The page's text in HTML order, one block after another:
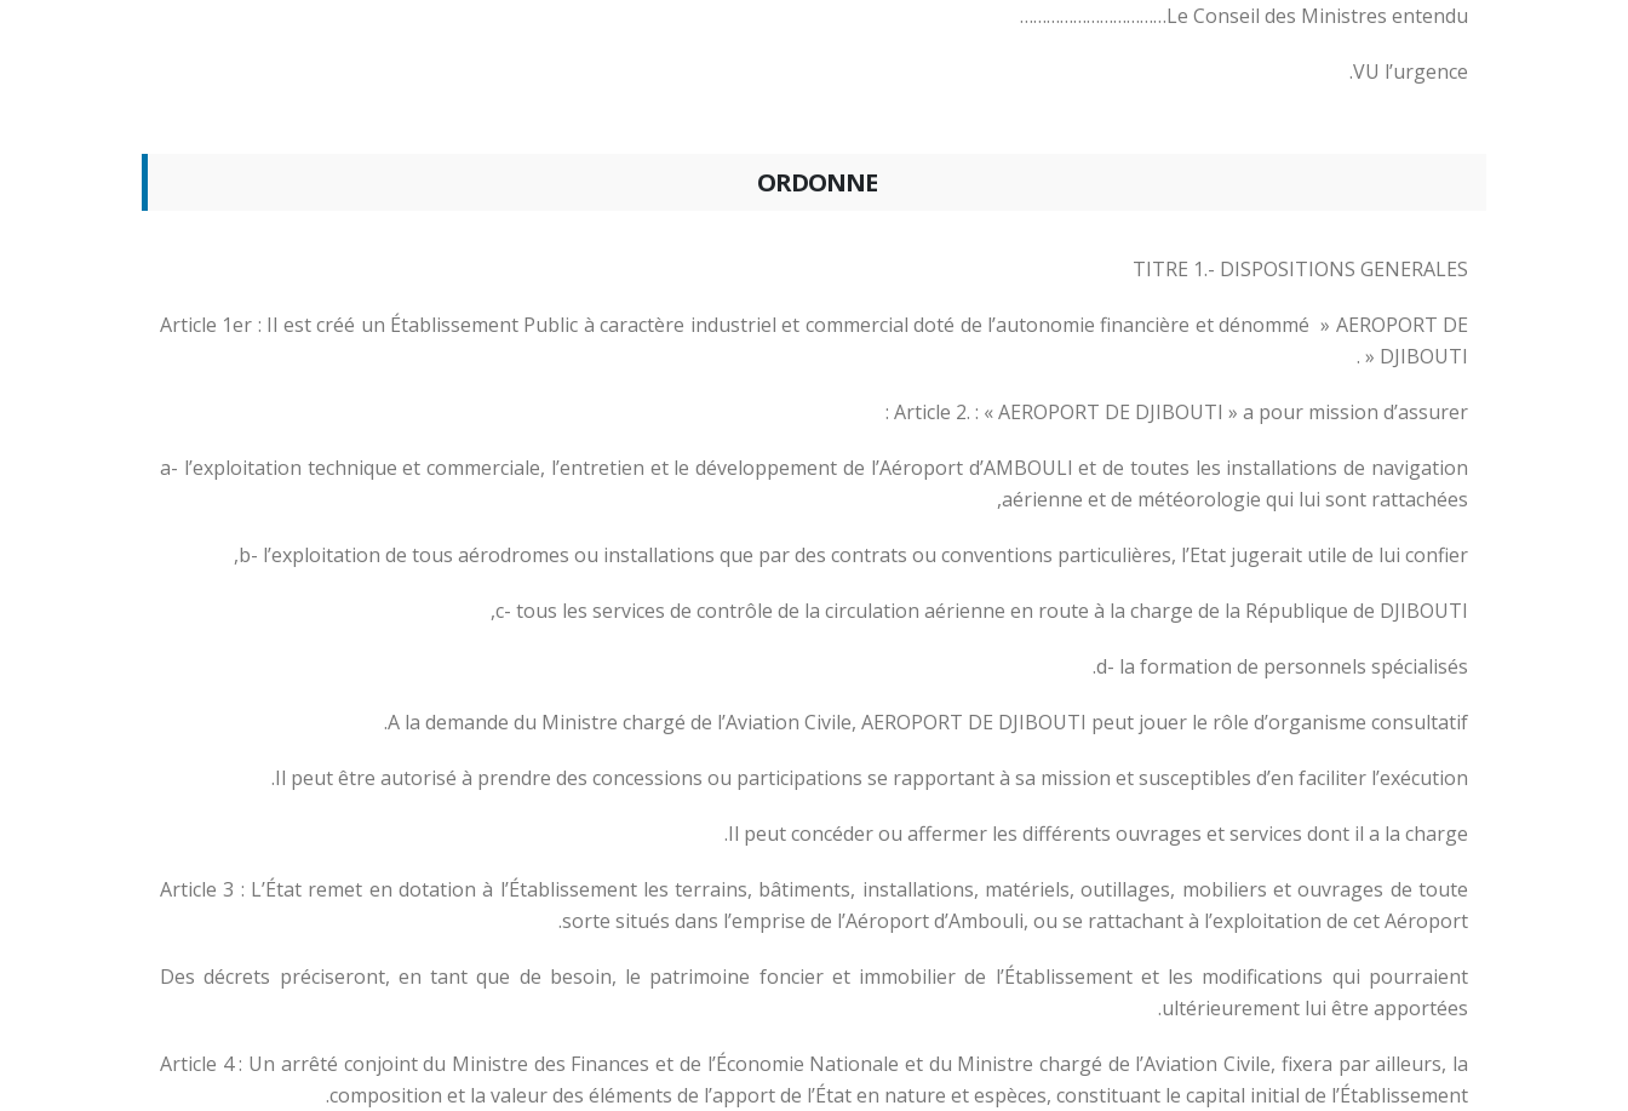
Le Conseil des Ministres entendu……………………………
VU l’urgence.
ORDONNE
TITRE 1.- DISPOSITIONS GENERALES
Article 1er : Il est créé un Établissement Public à caractère industriel et commercial doté de l’autonomie financière et dénommé » AEROPORT DE
DJIBOUTI « .
Article 2. : « AEROPORT DE DJIBOUTI » a pour mission d’assurer :
a- l’exploitation technique et commerciale, l’entretien et le développement de l’Aéroport d’AMBOULI et de toutes les installations de navigation
aérienne et de météorologie qui lui sont rattachées,
b- l’exploitation de tous aérodromes ou installations que par des contrats ou conventions particulières, l’Etat jugerait utile de lui confier,
c- tous les services de contrôle de la circulation aérienne en route à la charge de la République de DJIBOUTI,
d- la formation de personnels spécialisés.
A la demande du Ministre chargé de l’Aviation Civile, AEROPORT DE DJIBOUTI peut jouer le rôle d’organisme consultatif.
Il peut être autorisé à prendre des concessions ou participations se rapportant à sa mission et susceptibles d’en faciliter l’exécution.
Il peut concéder ou affermer les différents ouvrages et services dont il a la charge.
Article 3 : L’État remet en dotation à l’Établissement les terrains, bâtiments, installations, matériels, outillages, mobiliers et ouvrages de toute
sorte situés dans l’emprise de l’Aéroport d’Ambouli, ou se rattachant à l’exploitation de cet Aéroport.
Des décrets préciseront, en tant que de besoin, le patrimoine foncier et immobilier de l’Établissement et les modifications qui pourraient
ultérieurement lui être apportées.
Article 4 : Un arrêté conjoint du Ministre des Finances et de l’Économie Nationale et du Ministre chargé de l’Aviation Civile, fixera par ailleurs, la
composition et la valeur des éléments de l’apport de l’État en nature et espèces, constituant le capital initial de l’Établissement.